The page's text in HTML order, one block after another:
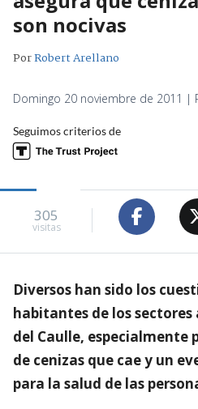
son nocivas
PorRobert Arellano
Domingo 20 noviembre de 2011 |
Seguimos criterios de
305
visitas
Diversos han sido los
habitantes de los sectores
del Caulle, especialmente
de cenizas que cae y un
para la salud de las